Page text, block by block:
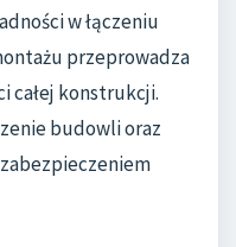
w łączeniu
przeprowadza
całej konstrukcji.
budowli oraz